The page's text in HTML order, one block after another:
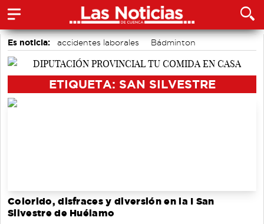
Es noticia: accidentes laborales
Bádminton
Área de Deportes
Auditorio de Cuenca
ETIQUETA: SAN SILVESTRE
Colorido, disfraces y diversión en la I San
Silvestre de Huélamo